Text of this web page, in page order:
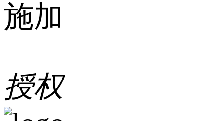
施加
授权